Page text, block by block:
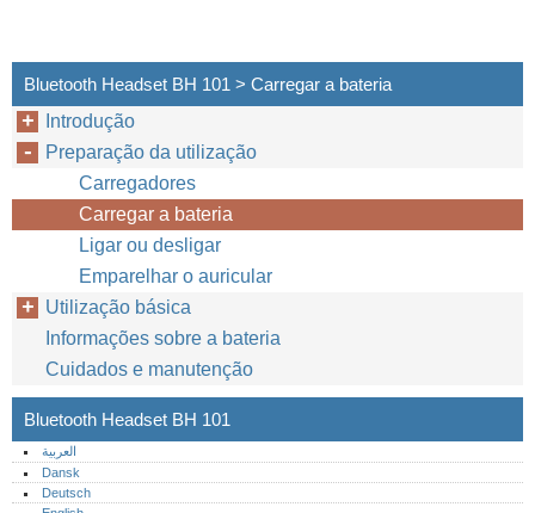
Bluetooth Headset BH 101 > Carregar a bateria
Introdução
Preparação da utilização
Carregadores
Carregar a bateria
Ligar ou desligar
Emparelhar o auricular
Utilização básica
Informações sobre a bateria
Cuidados e manutenção
Bluetooth Headset BH 101
العربية
Dansk
Deutsch